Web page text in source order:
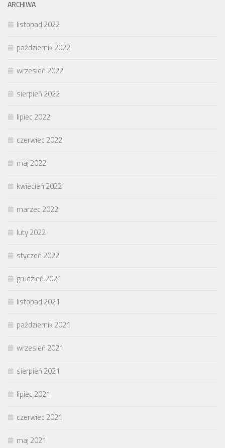
ARCHIWA
listopad 2022
październik 2022
wrzesień 2022
sierpień 2022
lipiec 2022
czerwiec 2022
maj 2022
kwiecień 2022
marzec 2022
luty 2022
styczeń 2022
grudzień 2021
listopad 2021
październik 2021
wrzesień 2021
sierpień 2021
lipiec 2021
czerwiec 2021
maj 2021